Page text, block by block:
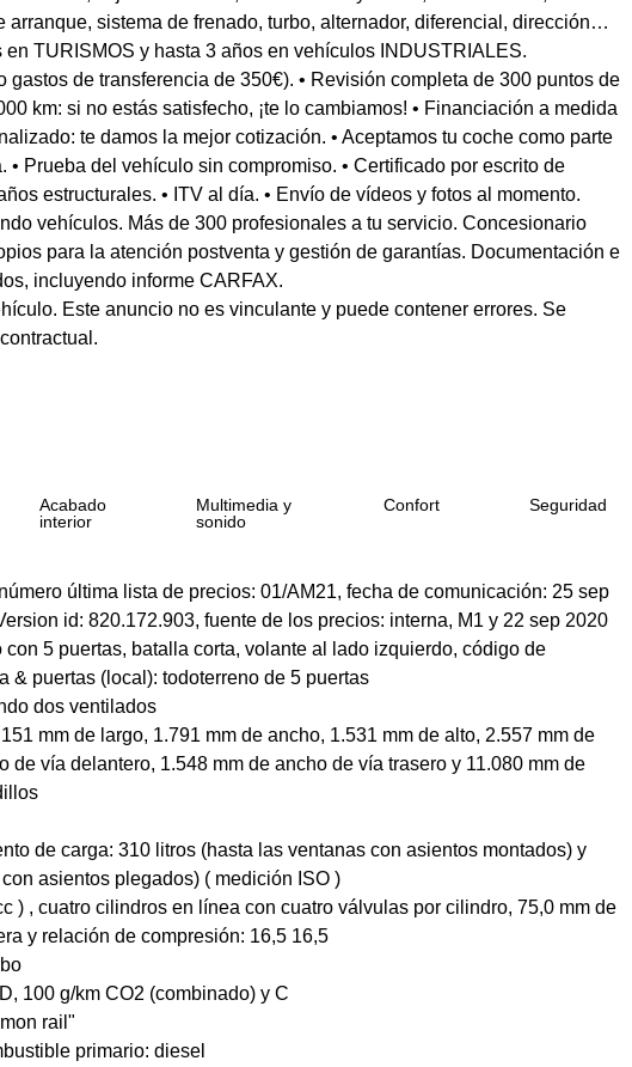
arranque, sistema de frenado, turbo, alternador, diferencial, dirección…
TURISMOS y hasta 3 años en vehículos INDUSTRIALES.
gastos de transferencia de 350€). • Revisión completa de 300 puntos de
km: si no estás satisfecho, ¡te lo cambiamos! • Financiación a medida
te damos la mejor cotización. • Aceptamos tu coche como parte
• Prueba del vehículo sin compromiso. • Certificado por escrito de
estructurales. • ITV al día. • Envío de vídeos y fotos al momento.
vehículos. Más de 300 profesionales a tu servicio. Concesionario
para la atención postventa y gestión de garantías. Documentación e
incluyendo informe CARFAX.
Este anuncio no es vinculante y puede contener errores. Se
última lista de precios: 01/AM21, fecha de comunicación: 25 sep
id: 820.172.903, fuente de los precios: interna, M1 y 22 sep 2020
5 puertas, batalla corta, volante al lado izquierdo, código de
& puertas (local): todoterreno de 5 puertas
dos ventilados
mm de largo, 1.791 mm de ancho, 1.531 mm de alto, 2.557 mm de
de vía delantero, 1.548 mm de ancho de vía trasero y 11.080 mm de
de carga: 310 litros (hasta las ventanas con asientos montados) y
asientos plegados) ( medición ISO )
) , cuatro cilindros en línea con cuatro válvulas por cilindro, 75,0 mm de
y relación de compresión: 16,5 16,5
100 g/km CO2 (combinado) y C
rail"
primario: diesel
Acabado
interior
Multimedia y
sonido
Confort Seguridad